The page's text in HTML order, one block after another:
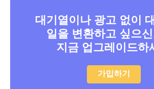
대기열이나 광고 없이
일을 변환하고 싶으
지금 업그레이드하
가입하기